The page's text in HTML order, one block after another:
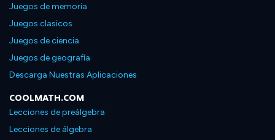
Juegos de memoria
Juegos clasicos
Juegos de ciencia
Juegos de geografía
Descarga Nuestras Aplicaciones
COOLMATH.COM
Lecciones de preálgebra
Lecciones de álgebra